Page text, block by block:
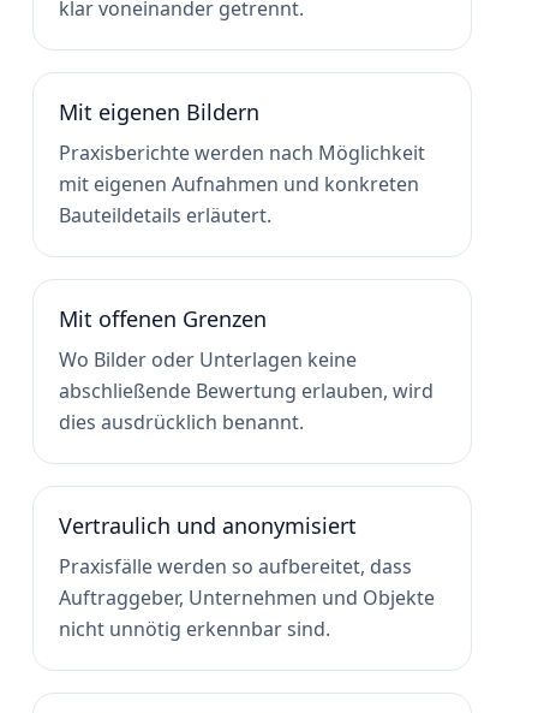
klar voneinander getrennt.
Mit eigenen Bildern
Praxisberichte werden nach Möglichkeit
mit eigenen Aufnahmen und konkreten
Bauteildetails erläutert.
Mit offenen Grenzen
Wo Bilder oder Unterlagen keine
abschließende Bewertung erlauben, wird
dies ausdrücklich benannt.
Vertraulich und anonymisiert
Praxisfälle werden so aufbereitet, dass
Auftraggeber, Unternehmen und Objekte
nicht unnötig erkennbar sind.